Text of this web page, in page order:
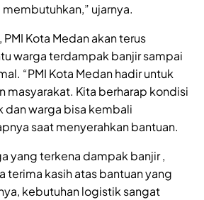
ujarnya.
Kota Medan akan terus
warga terdampak banjir sampai
“PMI Kota Medan hadir untuk
masyarakat. Kita berharap kondisi
dan warga bisa kembali
saat menyerahkan bantuan.
yang terkena dampak banjir ,
terima kasih atas bantuan yang
kebutuhan logistik sangat